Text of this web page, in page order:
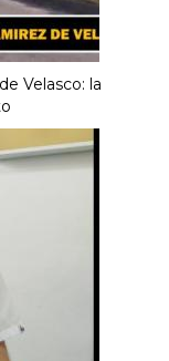
Velasco: la